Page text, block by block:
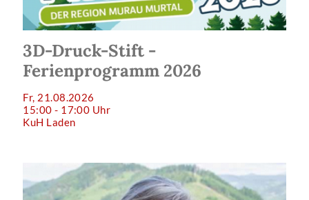
3D-Druck-Stift -
Ferienprogramm 2026
Fr, 21.08.2026
15:00 - 17:00 Uhr
KuH Laden